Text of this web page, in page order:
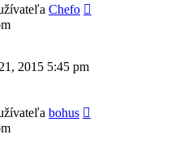
Chefo
2015 5:45 pm
bohus